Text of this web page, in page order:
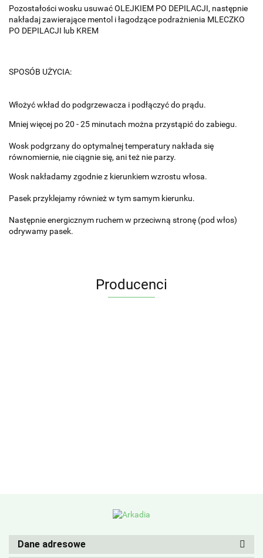
Pozostałości wosku usuwać OLEJKIEM PO DEPILACJI, następnie
nakładaj zawierające mentol i łagodzące podrażnienia MLECZKO
PO DEPILACJI lub KREM
SPOSÓB UŻYCIA:
Włożyć wkład do podgrzewacza i podłączyć do prądu.
Mniej więcej po 20 - 25 minutach można przystąpić do zabiegu.
Wosk podgrzany do optymalnej temperatury nakłada się
równomiernie, nie ciągnie się, ani też nie parzy.
Wosk nakładamy zgodnie z kierunkiem wzrostu włosa.
Pasek przyklejamy również w tym samym kierunku.
Następnie energicznym ruchem w przeciwną stronę (pod włos)
odrywamy pasek.
Producenci
Dane adresowe